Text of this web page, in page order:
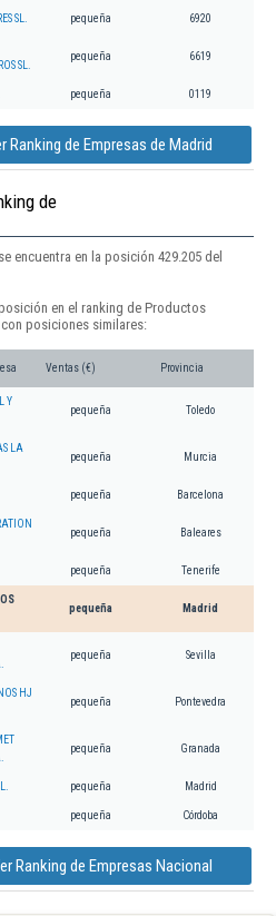
SL. pequeña 6920
SL.
pequeña 6619
pequeña 0119
Ranking de Empresas de Madrid
de
encuentra en la posición 429.205 del
en el ranking de Productos
posiciones similares:
Ventas (€) Provincia
Y
pequeña Toledo
LA
pequeña Murcia
pequeña Barcelona
pequeña Baleares
pequeña Tenerife
pequeña Madrid
pequeña Sevilla
HJ
pequeña Pontevedra
pequeña Granada
pequeña Madrid
pequeña Córdoba
Ranking de Empresas Nacional